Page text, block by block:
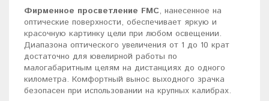
Фирменное просветление FMC, нанесенное на
оптические поверхности, обеспечивает яркую и
красочную картинку цели при любом освещении.
Диапазона оптического увеличения от 1 до 10 крат
достаточно для ювелирной работы по
малогабаритным целям на дистанциях до одного
километра. Комфортный вынос выходного зрачка
безопасен при использовании на крупных калибрах.